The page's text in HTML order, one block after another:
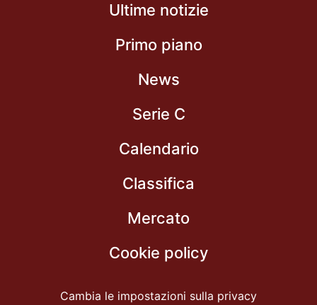
Ultime notizie
Primo piano
News
Serie C
Calendario
Classifica
Mercato
Cookie policy
Cambia le impostazioni sulla privacy